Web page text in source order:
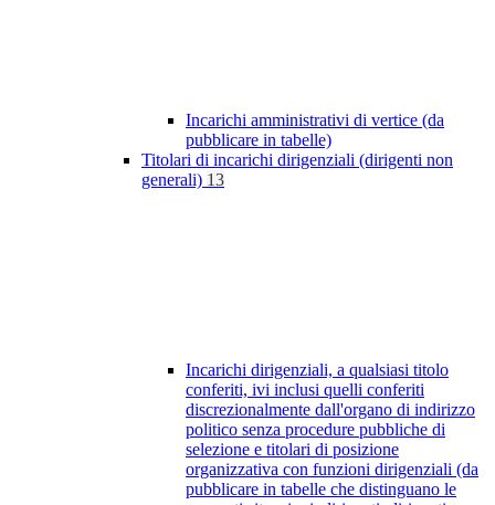
Incarichi amministrativi di vertice (da
pubblicare in tabelle)
Titolari di incarichi dirigenziali (dirigenti non
generali) 13
Incarichi dirigenziali, a qualsiasi titolo
conferiti, ivi inclusi quelli conferiti
discrezionalmente dall'organo di indirizzo
politico senza procedure pubbliche di
selezione e titolari di posizione
organizzativa con funzioni dirigenziali (da
pubblicare in tabelle che distinguano le